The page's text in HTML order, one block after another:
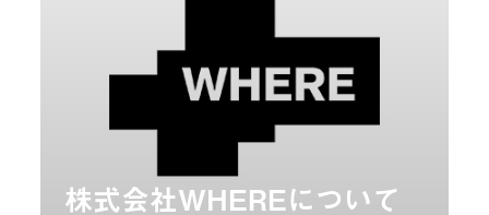
株式会社WHEREについて